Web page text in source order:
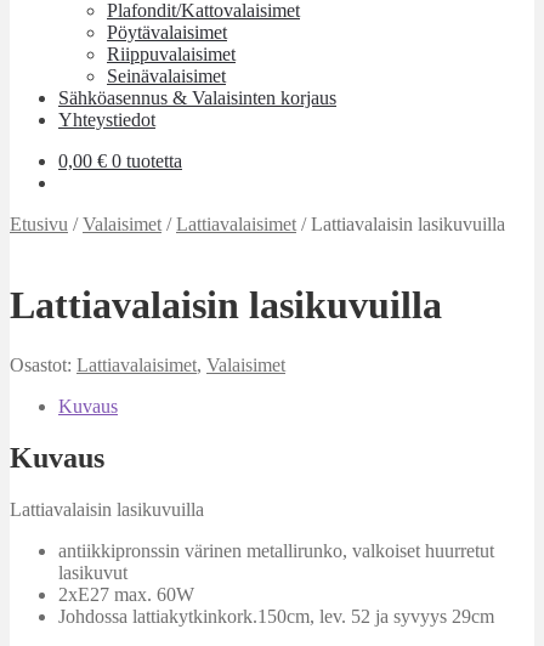
Plafondit/Kattovalaisimet
Pöytävalaisimet
Riippuvalaisimet
Seinävalaisimet
Sähköasennus & Valaisinten korjaus
Yhteystiedot
0,00 € 0 tuotetta
Etusivu /Valaisimet /Lattiavalaisimet /Lattiavalaisin lasikuvuilla
Lattiavalaisin lasikuvuilla
Osastot: Lattiavalaisimet, Valaisimet
Kuvaus
Kuvaus
Lattiavalaisin lasikuvuilla
antiikkipronssin värinen metallirunko, valkoiset huurretut
lasikuvut
2xE27 max. 60W
Johdossa lattiakytkinkork.150cm, lev. 52 ja syvyys 29cm